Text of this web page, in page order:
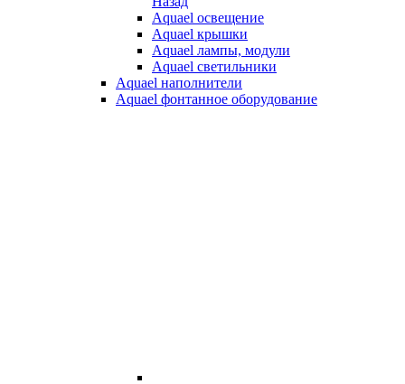
Aquael освещение
Aquael крышки
Aquael лампы, модули
Aquael светильники
Aquael наполнители
Aquael фонтанное оборудование